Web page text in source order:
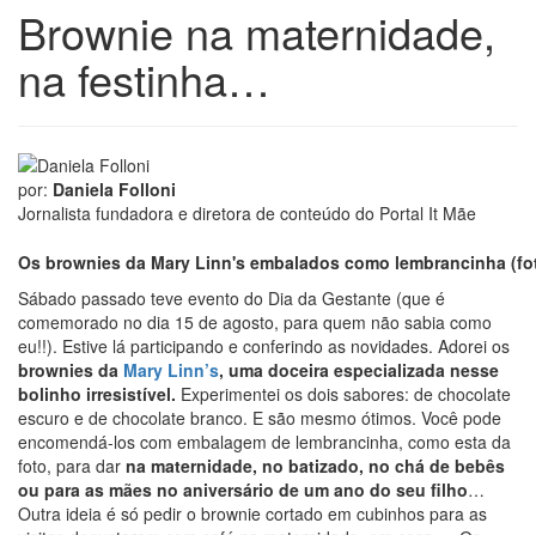
Brownie na maternidade,
na festinha…
por: Daniela Folloni
Jornalista fundadora e diretora de conteúdo do Portal It Mãe
Os brownies da Mary Linn's embalados como lembrancinha
Sábado passado teve evento do Dia da Gestante (que é
comemorado no dia 15 de agosto, para quem não sabia como
eu!!). Estive lá participando e conferindo as novidades. Adorei os
brownies da Mary Linn’s, uma doceira especializada nesse
bolinho irresistível. Experimentei os dois sabores: de chocolate
escuro e de chocolate branco. E são mesmo ótimos. Você pode
encomendá-los com embalagem de lembrancinha, como esta da
foto, para dar na maternidade, no batizado, no chá de bebês
ou para as mães no aniversário de um ano do seu filho…
Outra ideia é só pedir o brownie cortado em cubinhos para as